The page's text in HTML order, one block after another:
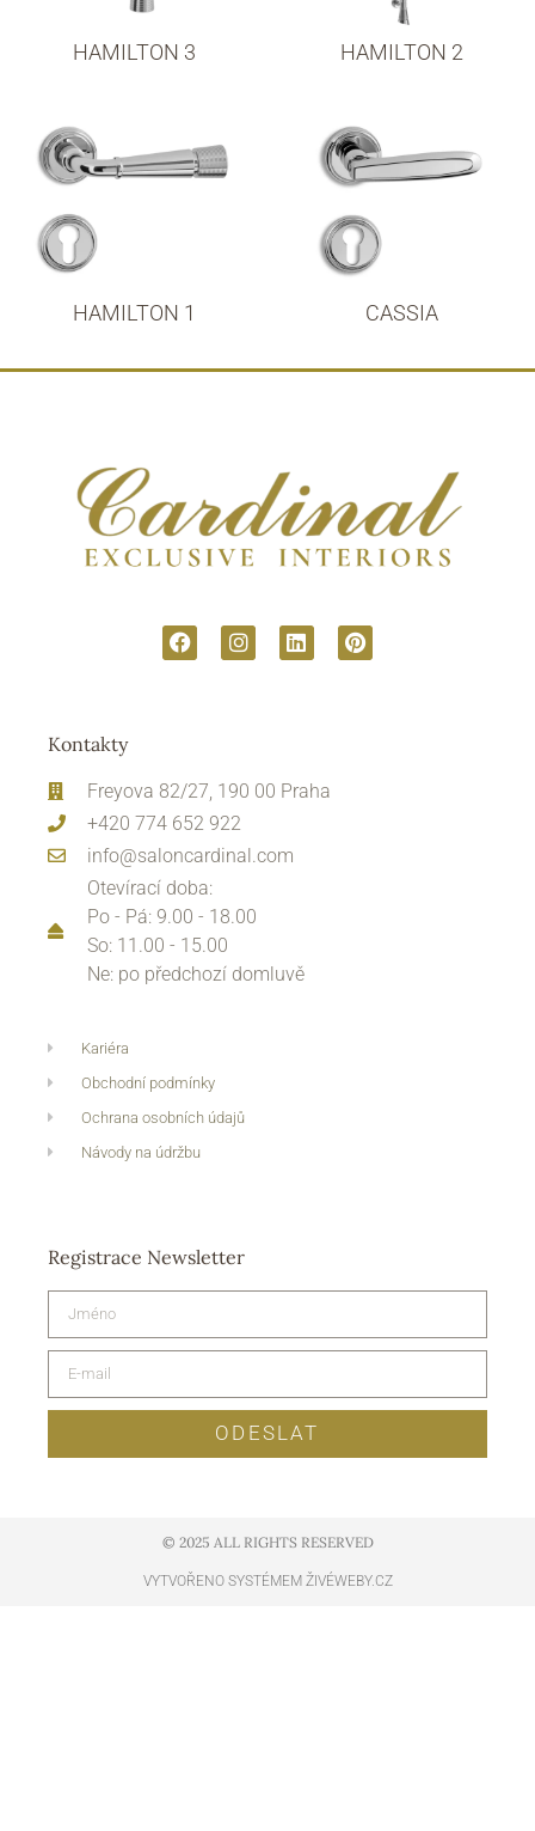
HAMILTON 3 HAMILTON 2
HAMILTON 1 CASSIA
Kontakty
Freyova 82/27, 190 00 Praha
+420 774 652 922
info@saloncardinal.com
Otevírací doba:
Po - Pá: 9.00 - 18.00
So: 11.00 - 15.00
Ne: po předchozí domluvě
Kariéra
Obchodní podmínky
Ochrana osobních údajů
Návody na údržbu
Registrace Newsletter
ODESLAT
© 2025 ALL RIGHTS RESERVED​
VYTVOŘENO SYSTÉMEM ŽIVÉWEBY.CZ